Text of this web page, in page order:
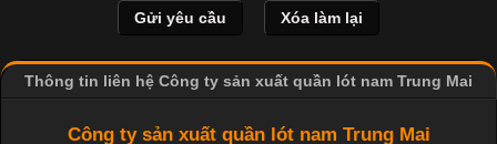
Thông tin liên hệ Công ty sản xuất quần lót nam Trung Mai
Công ty sản xuất quần lót nam Trung Mai